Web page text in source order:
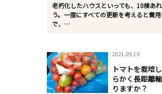
老朽化したハウスといっても、10棟あ
う。一度にすべての更新を考えると費
で、…
2021.09.16
トマトを栽培
らかく長距離
りますか？